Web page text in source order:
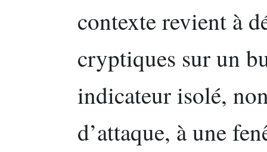
contexte revient à
cryptiques sur un
indicateur isolé,
d’attaque, à une